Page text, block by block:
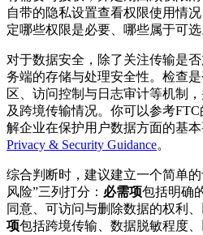
自带的隐私设置查看权限使用情
定哪些权限是必要、哪些属于可选
对于数据安全，除了关注传输是
务端的存储与处理安全性。检查
区、访问控制与日志审计等机制
及跨境传输情况。你可以参考
解企业在保护用户数据方面的基本
Privacy & Security Guidance。
综合判断时，建议建立一个简单
风险”三列打分： 必需项包括明确
同意、可访问与删除数据的权利
项包括跨境传输、数据脱敏程度